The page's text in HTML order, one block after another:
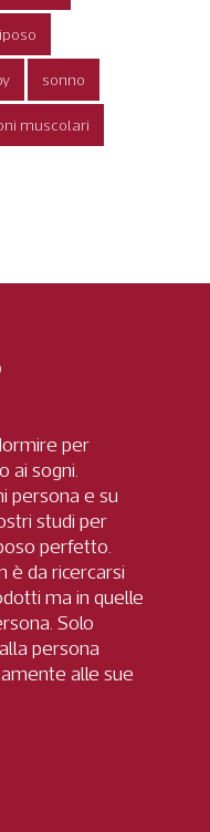
sonno
muscolari
per
ai sogni.
persona e su
studi per
perfetto.
è da ricercarsi
ma in quelle
Solo
persona
alle sue